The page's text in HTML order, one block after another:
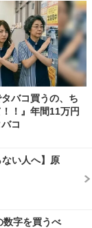
タバコ買うの、ち
！』年間11万円
コ
ない人へ】原
数字を買うべ